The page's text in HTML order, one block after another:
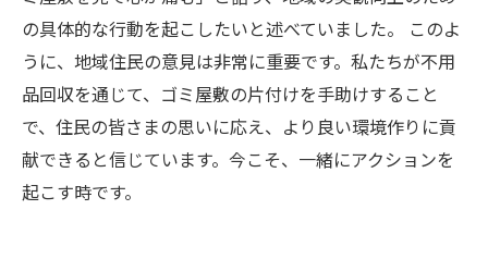
の具体的な行動を起こしたいと述べていました。 このよ
うに、地域住民の意見は非常に重要です。私たちが不用
品回収を通じて、ゴミ屋敷の片付けを手助けすること
で、住民の皆さまの思いに応え、より良い環境作りに貢
献できると信じています。今こそ、一緒にアクションを
起こす時です。